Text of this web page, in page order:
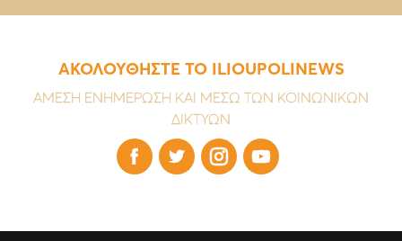
ΑΚΟΛΟΥΘΗΣΤΕ ΤΟ ILIOUPOLINEWS
ΑΜΕΣΗ ΕΝΗΜΕΡΩΣΗ ΚΑΙ ΜΕΣΩ ΤΩΝ ΚΟΙΝΩΝΙΚΩΝ
ΔΙΚΤΥΩΝ
   